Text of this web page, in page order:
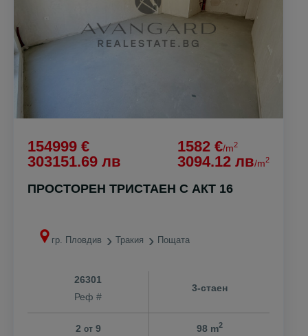
154999 €
303151.69 лв
1582 €/m2
3094.12 лв/m2
ПРОСТОРЕН ТРИСТАЕН С АКТ 16
гр. Пловдив Тракия Пощата
26301
Реф #
3-стаен
2 от9
98 m2